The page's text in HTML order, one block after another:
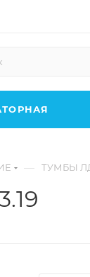
— ТУМБЫ